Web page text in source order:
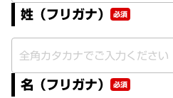
姓（フリガナ） 必須
名（フリガナ） 必須